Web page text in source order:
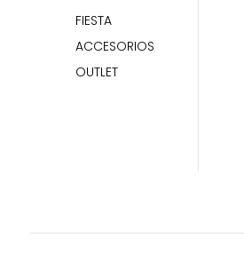
FIESTA
ACCESORIOS
OUTLET